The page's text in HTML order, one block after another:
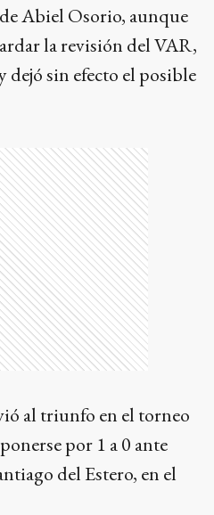
Abiel Osorio, aunque
la revisión del VAR,
sin efecto el posible
al triunfo en el torneo
por 1 a 0 ante
del Estero, en el